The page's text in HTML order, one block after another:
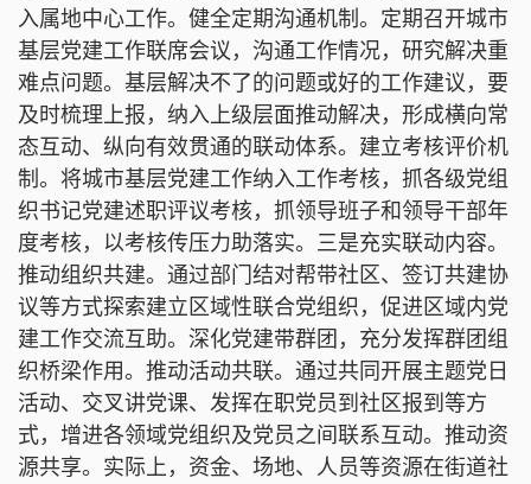
入属地中心工作。健全定期沟通机制。定期召开城市
基层党建工作联席会议，沟通工作情况，研究解决重
难点问题。基层解决不了的问题或好的工作建议，要
及时梳理上报，纳入上级层面推动解决，形成横向常
态互动、纵向有效贯通的联动体系。建立考核评价机
制。将城市基层党建工作纳入工作考核，抓各级党组
织书记党建述职评议考核，抓领导班子和领导干部年
度考核，以考核传压力助落实。三是充实联动内容。
推动组织共建。通过部门结对帮带社区、签订共建协
议等方式探索建立区域性联合党组织，促进区域内党
建工作交流互助。深化党建带群团，充分发挥群团组
织桥梁作用。推动活动共联。通过共同开展主题党日
活动、交叉讲党课、发挥在职党员到社区报到等方
式，增进各领域党组织及党员之间联系互动。推动资
源共享。实际上，资金、场地、人员等资源在街道社